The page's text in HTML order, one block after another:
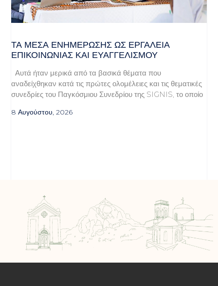
ΤΑ ΜΈΣΑ ΕΝΗΜΈΡΩΣΗΣ ΩΣ ΕΡΓΑΛΕΊΑ
ΕΠΙΚΟΙΝΩΝΊΑΣ ΚΑΙ ΕΥΑΓΓΕΛΙΣΜΟΎ
Αυτά ήταν μερικά από τα βασικά θέματα που
αναδείχθηκαν κατά τις πρώτες ολομέλειες και τις θεματικές
συνεδρίες του Παγκόσμιου Συνεδρίου της SIGNIS, το οποίο
8 Αυγούστου, 2026